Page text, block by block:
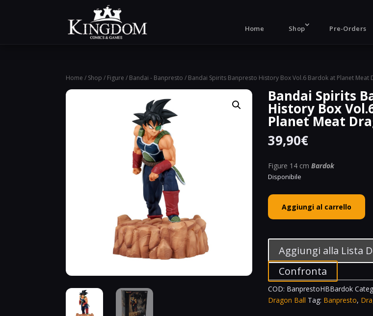
Home Shop Pre-Orders
Home / Shop / Figure / Bandai - Banpresto / Bandai Spirits Banpresto History Box Vol.6 Bardok at Planet Meat
Bandai Spirits
History Box
Planet Meat
39,90€
Figure 14 cmBardok
Disponibile
Bandai
Spirits
Banpresto
Vol.6
Bardok
at
Planet
Meat
Aggiungi al carrello
Aggiungi alla Lista
Confronta
COD: BanprestoHBBardok
Dragon Ball Tag: Banpresto,